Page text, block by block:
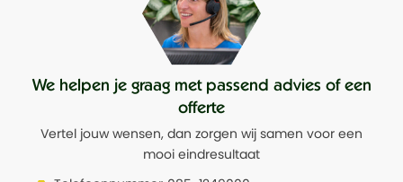
We helpen je graag met passend advies of een
offerte
Vertel jouw wensen, dan zorgen wij samen voor een
mooi eindresultaat